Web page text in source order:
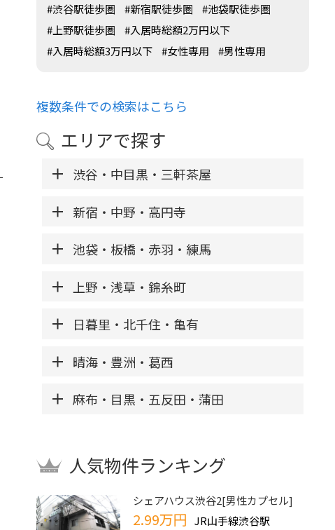
#渋谷駅徒歩圏
#新宿駅徒歩圏
#池袋駅徒歩圏
#上野駅徒歩圏
#入居時総額2万円以下
#入居時総額3万円以下
#女性専用 #男性専用
複数条件での検索はこちら
エリアで探す
渋谷・中目黒・三軒茶屋
新宿・中野・高円寺
池袋・板橋・赤羽・練馬
上野・浅草・錦糸町
日暮里・北千住・亀有
晴海・豊洲・葛西
麻布・目黒・五反田・蒲田
人気物件ランキング
シェアハウス渋谷2[男性カプセル]
2.99万円 JR山手線渋谷駅